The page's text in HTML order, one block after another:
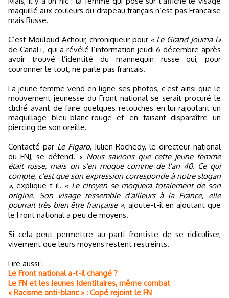
maquillé aux couleurs du drapeau français n’est pas Française
mais Russe.
C’est Mouloud Achour, chroniqueur pour « Le Grand Journa l»
de Canal+, qui a révélé l’information jeudi 6 décembre après
avoir trouvé l’identité du mannequin russe qui, pour
couronner le tout, ne parle pas français.
La jeune femme vend en ligne ses photos, c’est ainsi que le
mouvement jeunesse du Front national se serait procuré le
cliché avant de faire quelques retouches en lui rajoutant un
maquillage bleu-blanc-rouge et en faisant disparaître un
piercing de son oreille.
Contacté par Le Figaro, Julien Rochedy, le directeur national
du FNJ, se défend. « Nous savions que cette jeune femme
était russe, mais on s'en moque comme de l'an 40. Ce qui
compte, c'est que son expression corresponde à notre slogan
», explique-t-il. « Le citoyen se moquera totalement de son
origine. Son visage ressemble d'ailleurs à la France, elle
pourrait très bien être française », ajoute-t-il en ajoutant que
le Front national a peu de moyens.
Si cela peut permettre au parti frontiste de se ridiculiser,
vivement que leurs moyens restent restreints.
Lire aussi :
Le Front national a-t-il changé ?
Le FN et les Jeunes Identitaires, même combat
« Racisme anti-blanc » : Copé rejoint le FN